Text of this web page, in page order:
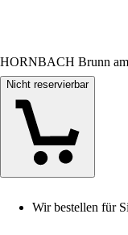
HORNBACH Brunn
Nicht reservierbar
Wir bestellen für